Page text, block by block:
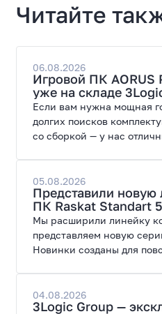
Читайте
06.08.2026
Игровой ПК AORUS
уже на складе
Если вам нужна мощная
долгих поисков
со сборкой — у нас
современных игр и
05.08.2026
Представили
ПК Raskat Standart
Мы расширили линейку
представляем новую
Новинки созданы для
широкие возможности
04.08.2026
3Logic Group —